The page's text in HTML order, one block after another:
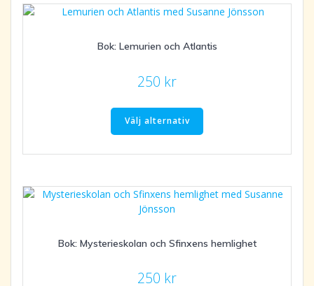
De
alternativen
produktsidan
Bok: Lemurien och Atlantis
250 kr
Välj alternativ
Den
produkten
har
varianter.
De
kan
Bok: Mysterieskolan och Sfinxens hemlighet
250 kr